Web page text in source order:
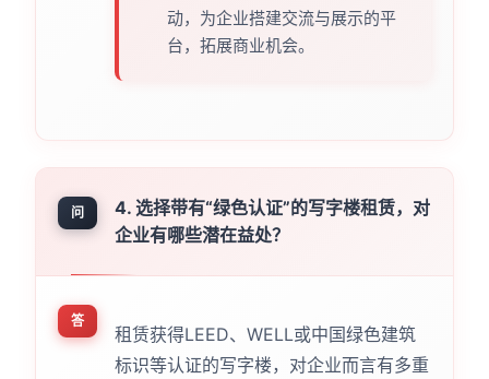
动，为企业搭建交流与展示的平
台，拓展商业机会。
问
4. 选择带有“绿色认证”的写字楼租赁，对
企业有哪些潜在益处？
答
租赁获得LEED、WELL或中国绿色建筑
标识等认证的写字楼，对企业而言有多重